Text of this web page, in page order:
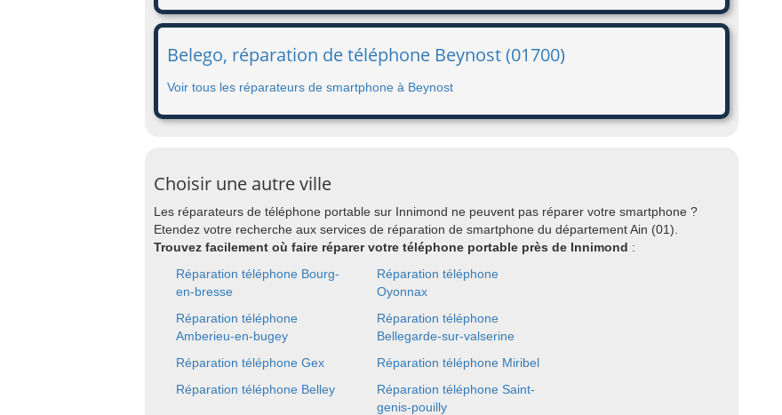
Belego, réparation de téléphone Beynost (01700)
Voir tous les réparateurs de smartphone à Beynost
Choisir une autre ville
Les réparateurs de téléphone portable sur Innimond ne peuvent pas réparer votre smartphone ?
Etendez votre recherche aux services de réparation de smartphone du département Ain (01).
Trouvez facilement où faire réparer votre téléphone portable près de Innimond :
Réparation téléphone Bourg-
en-bresse
Réparation téléphone
Oyonnax
Réparation téléphone
Amberieu-en-bugey
Réparation téléphone
Bellegarde-sur-valserine
Réparation téléphone Gex
Réparation téléphone Miribel
Réparation téléphone Belley
Réparation téléphone Saint-
genis-pouilly